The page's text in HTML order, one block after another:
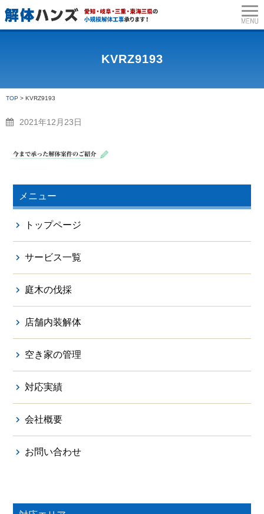
トップページ サービス一覧 木の伐採
KVRZ9193
TOP > KVRZ9193
2021年12月23日
メニュー
トップページ
サービス一覧
庭木の伐採
店舗内装解体
空き家の管理
対応実績
会社概要
お問い合わせ